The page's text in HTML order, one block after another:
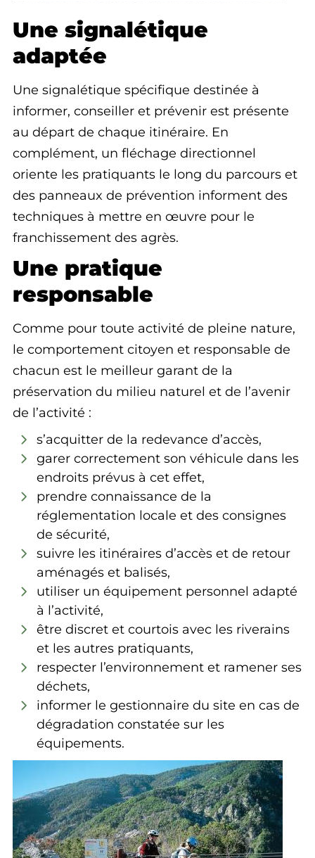
Une signalétique
adaptée
Une signalétique spécifique destinée à
informer, conseiller et prévenir est présente
au départ de chaque itinéraire. En
complément, un fléchage directionnel
oriente les pratiquants le long du parcours et
des panneaux de prévention informent des
techniques à mettre en œuvre pour le
franchissement des agrès.
Une pratique
responsable
Comme pour toute activité de pleine nature,
le comportement citoyen et responsable de
chacun est le meilleur garant de la
préservation du milieu naturel et de l’avenir
de l’activité :
s’acquitter de la redevance d’accès,
garer correctement son véhicule dans les
endroits prévus à cet effet,
prendre connaissance de la
réglementation locale et des consignes
de sécurité,
suivre les itinéraires d’accès et de retour
aménagés et balisés,
utiliser un équipement personnel adapté
à l’activité,
être discret et courtois avec les riverains
et les autres pratiquants,
respecter l’environnement et ramener ses
déchets,
informer le gestionnaire du site en cas de
dégradation constatée sur les
équipements.